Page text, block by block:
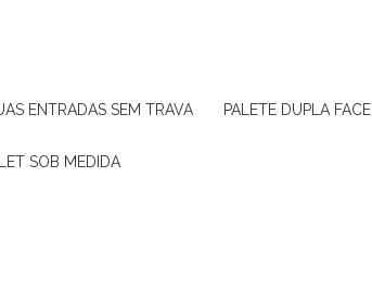
ENTRADAS SEM TRAVA PALETE DUPLA FACE
SOB MEDIDA